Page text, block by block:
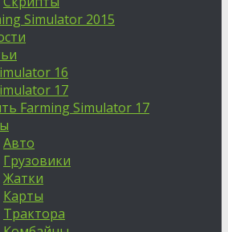
Simulator 2015
16
17
Farming Simulator 17
Авто
Грузовики
Жатки
Карты
Трактора